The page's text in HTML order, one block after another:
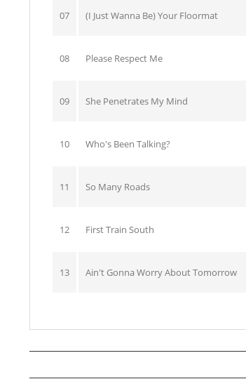
07 (I Just Wanna Be) Your Floormat
08 Please Respect Me
09 She Penetrates My Mind
10 Who's Been Talking?
11 So Many Roads
12 First Train South
13 Ain't Gonna Worry About Tomorrow